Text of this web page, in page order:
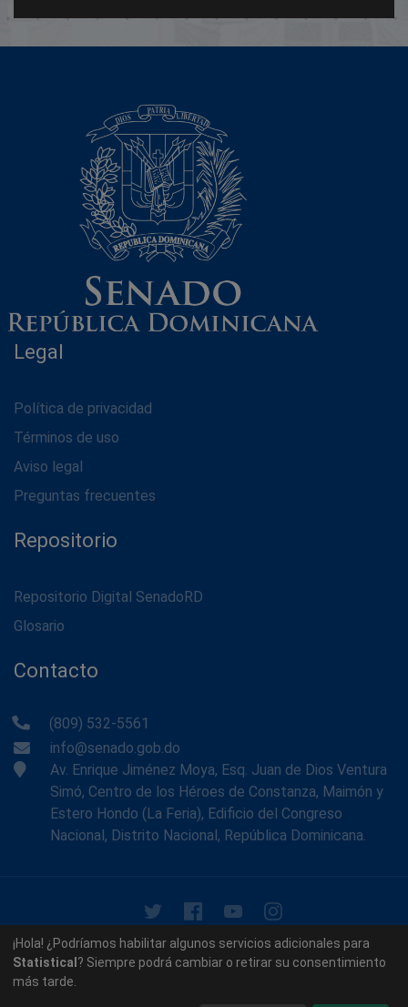
Legal
Política de privacidad
Términos de uso
Aviso legal
Preguntas frecuentes
Repositorio
Repositorio Digital SenadoRD
Glosario
Contacto
(809) 532-5561
info@senado.gob.do
Av. Enrique Jiménez Moya, Esq. Juan de Dios Ventura
Simó, Centro de los Héroes de Constanza, Maimón y
Estero Hondo (La Feria), Edificio del Congreso
Nacional, Distrito Nacional, República Dominicana.
© 2026 - Memoria Histórica del Senado de la República
Dominicana. Todos los derechos reservados.
¡Hola! ¿Podríamos habilitar algunos servicios adicionales para
Statistical ? Siempre podrá cambiar o retirar su consentimiento
más tarde.